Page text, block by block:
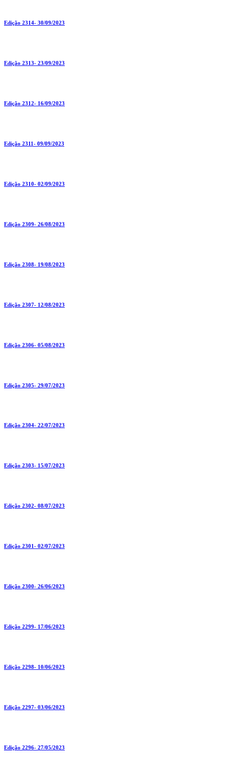
Edição 2314- 30/09/2023
Edição 2313- 23/09/2023
Edição 2312- 16/09/2023
Edição 2311- 09/09/2023
Edição 2310- 02/09/2023
Edição 2309- 26/08/2023
Edição 2308- 19/08/2023
Edição 2307- 12/08/2023
Edição 2306- 05/08/2023
Edição 2305- 29/07/2023
Edição 2304- 22/07/2023
Edição 2303- 15/07/2023
Edição 2302- 08/07/2023
Edição 2301- 02/07/2023
Edição 2300- 26/06/2023
Edição 2299- 17/06/2023
Edição 2298- 10/06/2023
Edição 2297- 03/06/2023
Edição 2296- 27/05/2023